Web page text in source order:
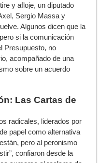
y afloje, un diputado
Sergio Massa y
Algunos dicen que la
si la comunicación
Presupuesto, no
acompañado de una
sobre un acuerdo
Las Cartas de
radicales, liderados por
papel como alternativa
pero al peronismo
confiaron desde la